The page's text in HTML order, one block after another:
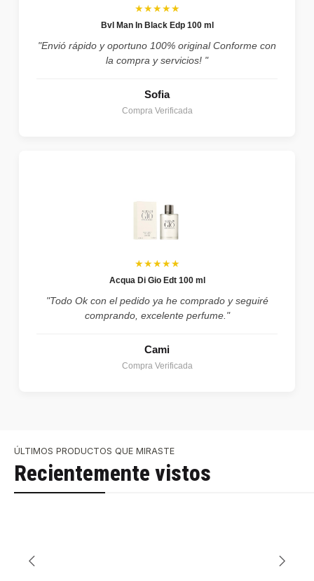
★★★★★
Bvl Man In Black Edp 100 ml
"Envió rápido y oportuno 100% original Conforme con
la compra y servicios! "
Sofia
Compra Verificada
★★★★★
Acqua Di Gio Edt 100 ml
"Todo Ok con el pedido ya he comprado y seguiré
comprando, excelente perfume."
Cami
Compra Verificada
ÚLTIMOS PRODUCTOS QUE MIRASTE
Recientemente vistos